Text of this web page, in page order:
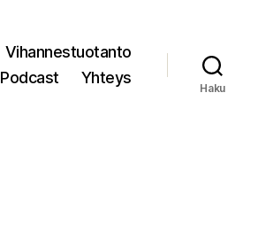
Vihannestuotanto
Podcast Yhteys
Haku